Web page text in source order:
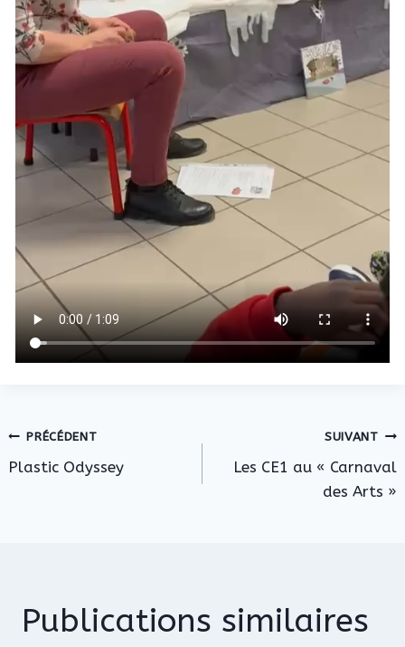
Navigation
PRÉCÉDENT
Plastic Odyssey
SUIVANT
Les CE1 au « Carnaval
des Arts »
Publications similaires